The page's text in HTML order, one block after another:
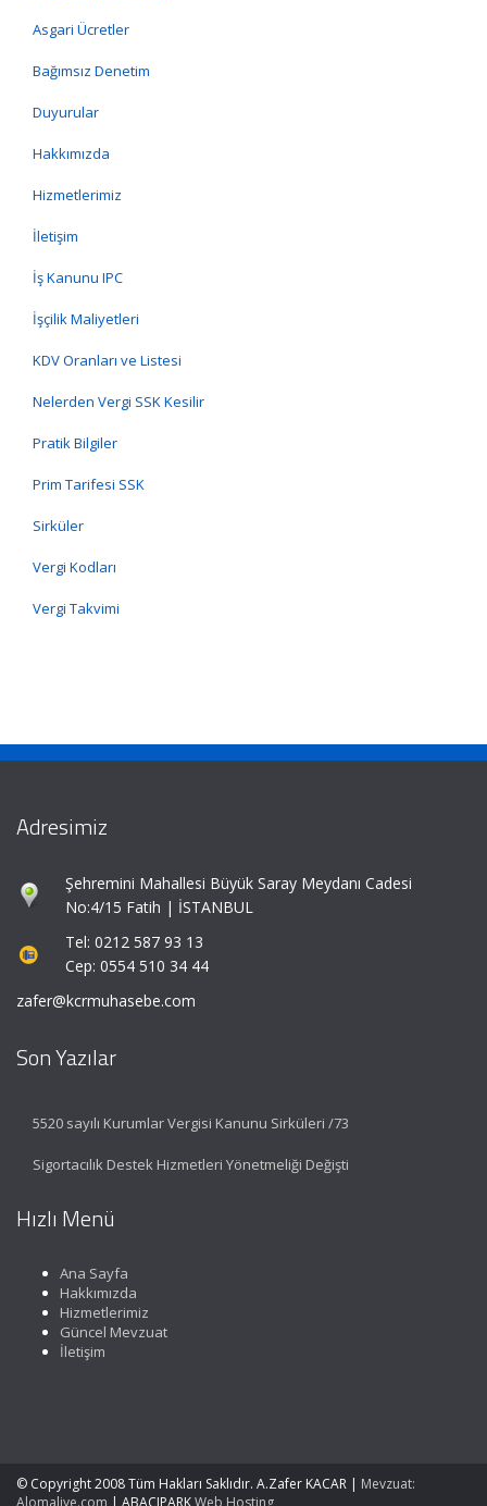
Asgari Ücretler
Bağımsız Denetim
Duyurular
Hakkımızda
Hizmetlerimiz
İletişim
İş Kanunu IPC
İşçilik Maliyetleri
KDV Oranları ve Listesi
Nelerden Vergi SSK Kesilir
Pratik Bilgiler
Prim Tarifesi SSK
Sirküler
Vergi Kodları
Vergi Takvimi
Adresimiz
Şehremini Mahallesi Büyük Saray Meydanı Cadesi
No:4/15 Fatih | İSTANBUL
Tel: 0212 587 93 13
Cep: 0554 510 34 44
zafer@kcrmuhasebe.com
Son Yazılar
5520 sayılı Kurumlar Vergisi Kanunu Sirküleri /73
Sigortacılık Destek Hizmetleri Yönetmeliği Değişti
Hızlı Menü
Ana Sayfa
Hakkımızda
Hizmetlerimiz
Güncel Mevzuat
İletişim
© Copyright 2008 Tüm Hakları Saklıdır. A.Zafer KACAR | Mevzuat:
Alomaliye.com | ABACIPARKWeb Hosting